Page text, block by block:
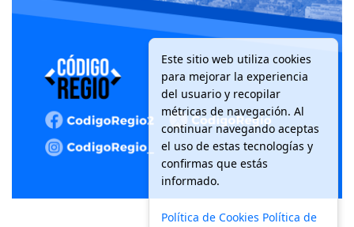
Este sitio web utiliza cookies
para mejorar la experiencia
del usuario y recopilar
métricas de navegación. Al
continuar navegando aceptas
el uso de estas tecnologías y
confirmas que estás
informado.
Política de Cookies Política de